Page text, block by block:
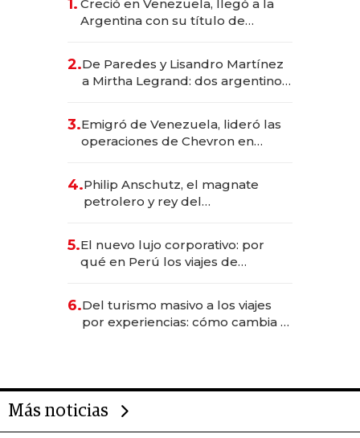
1. Creció en Venezuela, llegó a la
Argentina con su título de
las marcas "fast premium"
2.De Paredes y Lisandro Martínez
a Mirtha Legrand: dos argentinos
3.Emigró de Venezuela, lideró las
operaciones de Chevron en
4.Philip Anschutz, el magnate
petrolero y rey del
Fénix
5.El nuevo lujo corporativo: por
qué en Perú los viajes de
transformadoras
6.Del turismo masivo a los viajes
por experiencias: cómo cambia el
Más noticias